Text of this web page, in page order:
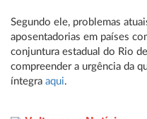
Segundo ele, problemas
aposentadorias em países
conjuntura estadual do Rio
compreender a urgência da
íntegra aqui.